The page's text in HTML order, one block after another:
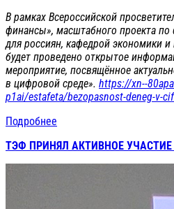
В рамках Всероссийской
финансы», масштабного проекта
для россиян, кафедрой экономики
будет проведено открытое
мероприятие, посвящённое
в цифровой среде». https://xn--
p1ai/estafeta/bezopasnost-deneg-v-
Подробнее
ТЭФ ПРИНЯЛ АКТИВНОЕ УЧАСТИЕ